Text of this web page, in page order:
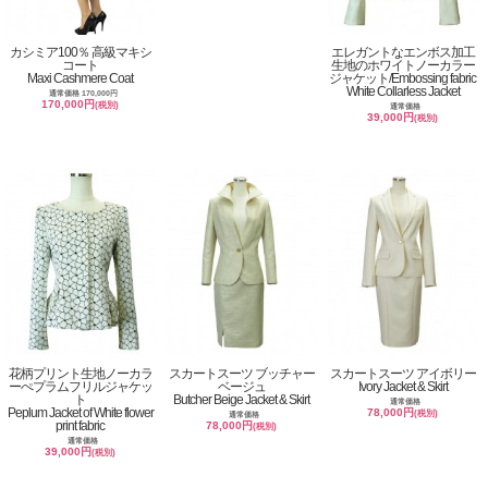
カシミア100％ 高級マキシ
コート
Maxi Cashmere Coat
通常価格 170,000円
170,000円(税別)
エレガントなエンボス加工
生地のホワイトノーカラー
ジャケット/Embossing fabric
White Collarless Jacket
通常価格
39,000円(税別)
花柄プリント生地ノーカラ
ーぺプラムフリルジャケッ
ト
Peplum Jacket of White flower
print fabric
通常価格
39,000円(税別)
スカートスーツ ブッチャー
ベージュ
Butcher Beige Jacket & Skirt
通常価格
78,000円(税別)
スカートスーツ アイボリー
Ivory Jacket & Skirt
通常価格
78,000円(税別)